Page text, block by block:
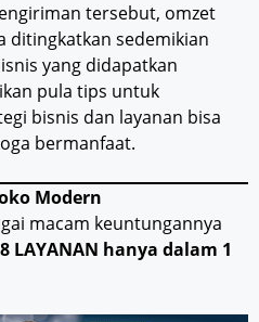
tersebut, omzet
ditingkatkan sedemikian
yang didapatkan
pula tips untuk
bisnis dan layanan bisa
bermanfaat.
Modern
macam keuntungannya
8 LAYANAN hanya dalam 1